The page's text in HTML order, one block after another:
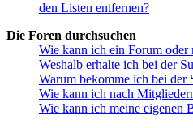
den Listen entfernen?
Die Foren durchsuchen
Wie kann ich ein Forum oder
Weshalb erhalte ich bei der
Warum bekomme ich bei der
Wie kann ich nach
Wie kann ich meine eigenen